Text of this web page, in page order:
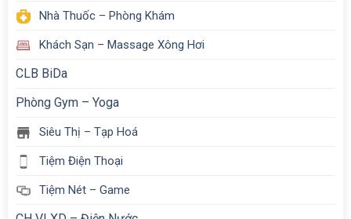
Nhà Thuốc – Phòng Khám
Khách Sạn – Massage Xông Hơi
CLB BiDa
Phòng Gym – Yoga
Siêu Thị – Tạp Hoá
Tiệm Điện Thoại
Tiệm Nét – Game